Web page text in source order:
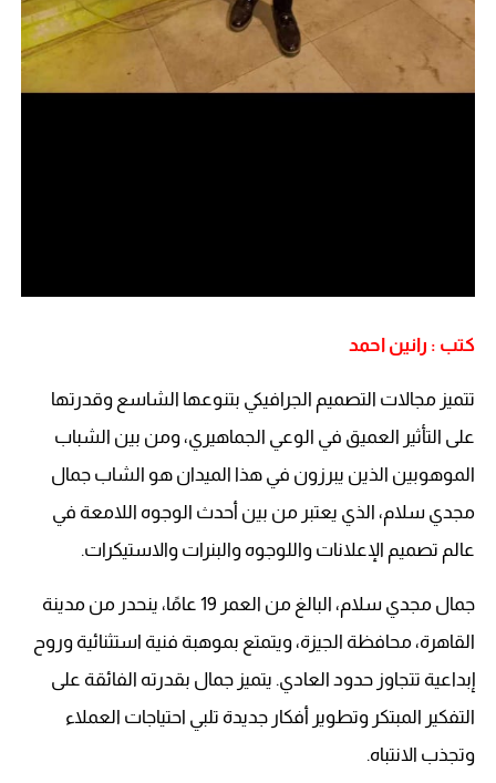
كتب : رانين احمد
تتميز مجالات التصميم الجرافيكي بتنوعها الشاسع وقدرتها
على التأثير العميق في الوعي الجماهيري، ومن بين الشباب
الموهوبين الذين يبرزون في هذا الميدان هو الشاب جمال
مجدي سلام، الذي يعتبر من بين أحدث الوجوه اللامعة في
عالم تصميم الإعلانات واللوجوه والبنرات والاستيكرات.
جمال مجدي سلام، البالغ من العمر 19 عامًا، ينحدر من مدينة
القاهرة، محافظة الجيزة، ويتمتع بموهبة فنية استثنائية وروح
إبداعية تتجاوز حدود العادي. يتميز جمال بقدرته الفائقة على
التفكير المبتكر وتطوير أفكار جديدة تلبي احتياجات العملاء
وتجذب الانتباه.